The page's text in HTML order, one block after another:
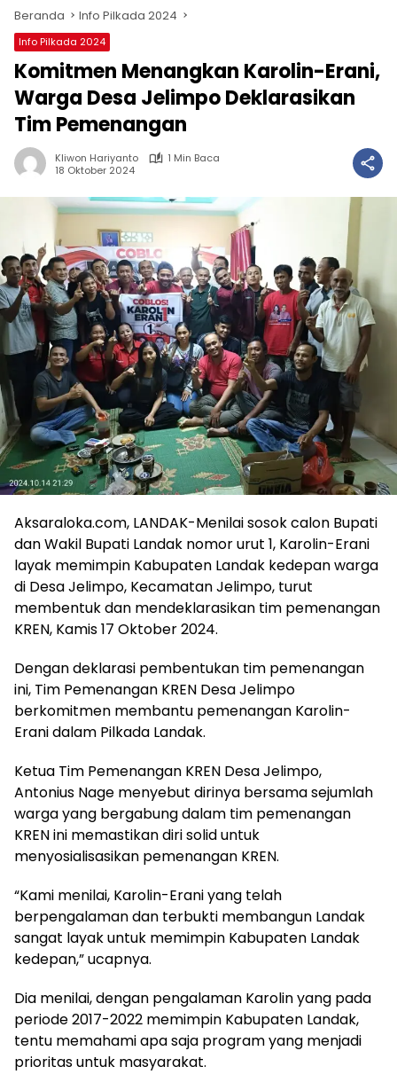
Beranda Info Pilkada 2024
Info Pilkada 2024
Komitmen Menangkan Karolin-Erani,
Warga Desa Jelimpo Deklarasikan
Tim Pemenangan
Kliwon Hariyanto
1 Min Baca
18 Oktober 2024
Aksaraloka.com, LANDAK-Menilai sosok calon Bupati
dan Wakil Bupati Landak nomor urut 1, Karolin-Erani
layak memimpin Kabupaten Landak kedepan warga
di Desa Jelimpo, Kecamatan Jelimpo, turut
membentuk dan mendeklarasikan tim pemenangan
KREN, Kamis 17 Oktober 2024.
Dengan deklarasi pembentukan tim pemenangan
ini, Tim Pemenangan KREN Desa Jelimpo
berkomitmen membantu pemenangan Karolin-
Erani dalam Pilkada Landak.
Ketua Tim Pemenangan KREN Desa Jelimpo,
Antonius Nage menyebut dirinya bersama sejumlah
warga yang bergabung dalam tim pemenangan
KREN ini memastikan diri solid untuk
menyosialisasikan pemenangan KREN.
“Kami menilai, Karolin-Erani yang telah
berpengalaman dan terbukti membangun Landak
sangat layak untuk memimpin Kabupaten Landak
kedepan,” ucapnya.
Dia menilai, dengan pengalaman Karolin yang pada
periode 2017-2022 memimpin Kabupaten Landak,
tentu memahami apa saja program yang menjadi
prioritas untuk masyarakat.